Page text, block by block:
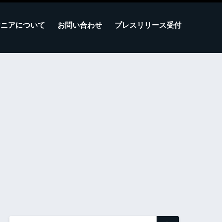
アについて お問い合わせ プレスリリース受付